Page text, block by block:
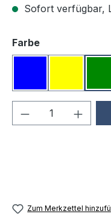
Sofort verfügbar,
Farbeauswählen
Produkt
Zum Merkzettel